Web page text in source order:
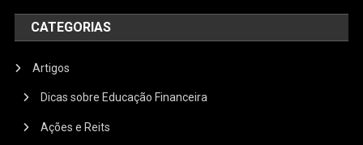
CATEGORIAS
Artigos
Dicas sobre Educação Financeira
Ações e Reits